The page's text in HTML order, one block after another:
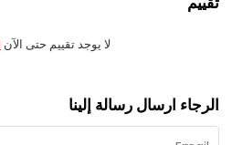
لا يوجد تقييم حتى الآن
الرجاء ارسال رسالة إلينا